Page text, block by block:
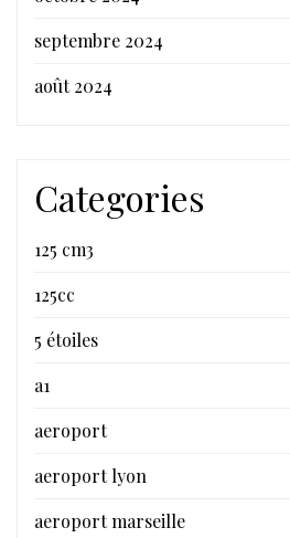
septembre 2024
août 2024
Categories
125 cm3
125cc
5 étoiles
a1
aeroport
aeroport lyon
aeroport marseille